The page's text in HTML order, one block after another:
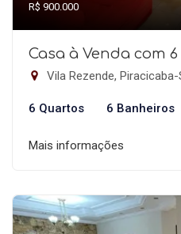
R$ 900.000
Casa à Venda com
Vila Rezende, Piracicaba-
6 Quartos 6 Banheiros
Mais informações